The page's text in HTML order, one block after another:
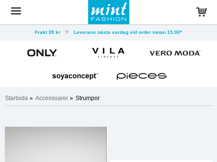
Frakt 39 kr Leverans nästa vardag vid order innan 15:00*
Startsida » Accessoarer » Strumpor